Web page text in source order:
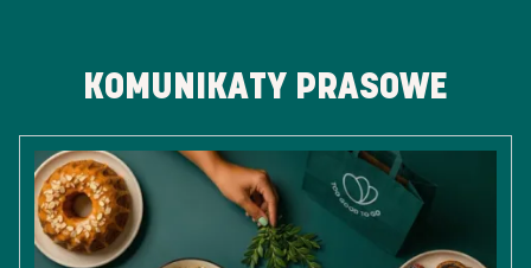
KOMUNIKATY PRASOWE